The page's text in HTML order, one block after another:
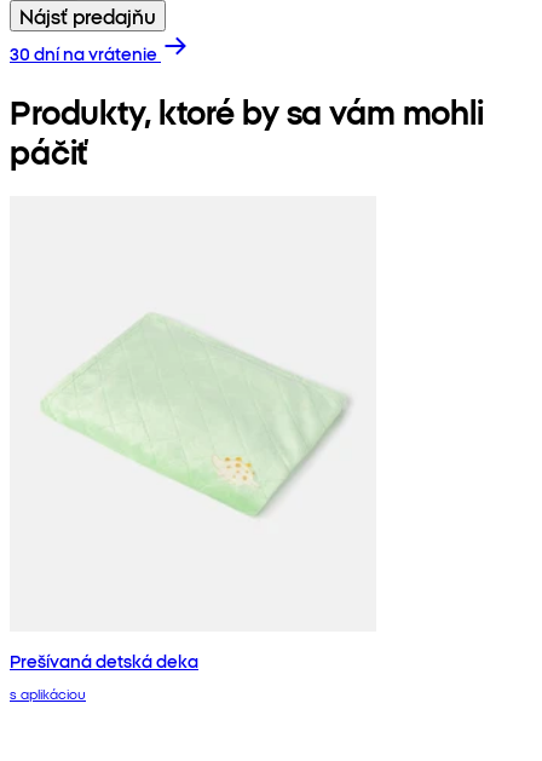
Nájsť predajňu
30 dní na vrátenie
Produkty, ktoré by sa vám mohli
páčiť
Prešívaná detská deka
s aplikáciou